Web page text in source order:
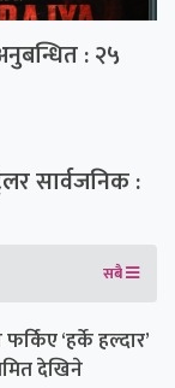
: २५
सार्वजनिक :
सबै
‘हर्के हल्दार’
देखिने